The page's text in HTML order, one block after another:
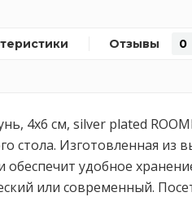
Отзывы 0
4x6 см, silver plated
стола. Изготовленная из
обеспечит удобное
или современный.